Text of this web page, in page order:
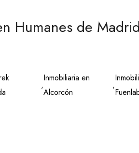
Humanes de
,
Inmobiliaria en
Alcorcón
,